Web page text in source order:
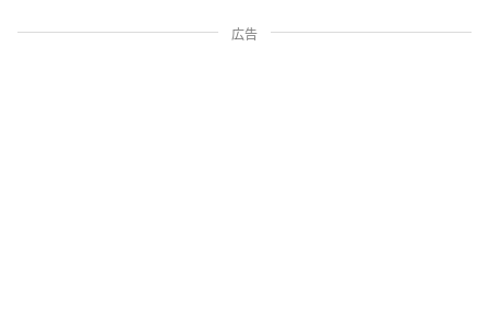
広告